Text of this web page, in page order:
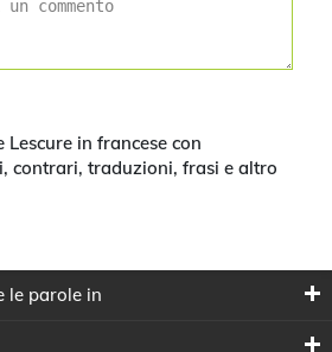
in francese con
contrari, traduzioni, frasi e altro
le parole in